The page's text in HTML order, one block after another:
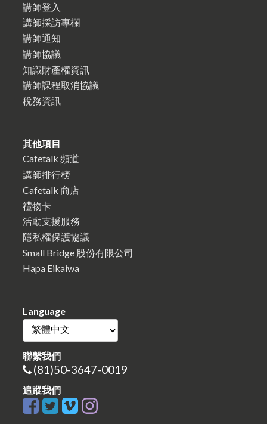
講師登入
講師採訪專欄
講師通知
講師協議
知識財產權資訊
講師課程取消協議
稅務資訊
其他項目
Cafetalk 頻道
講師排行榜
Cafetalk 商店
禮物卡
活動支援服務
隱私權保護協議
Small Bridge 股份有限公司
Hapa Eikaiwa
Language
聯繫我們
(81)50-3647-0019
追蹤我們